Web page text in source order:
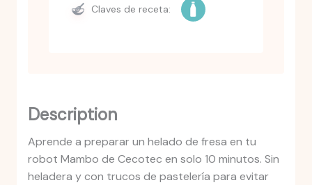
Claves de receta:
Description
Aprende a preparar un helado de fresa en tu
robot Mambo de Cecotec en solo 10 minutos. Sin
heladera y con trucos de pastelería para evitar